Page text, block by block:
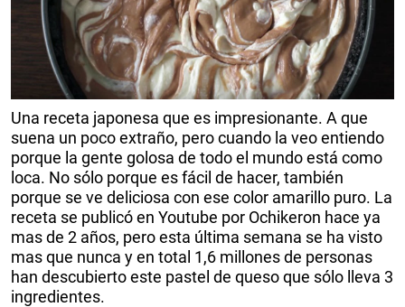
Una receta japonesa que es impresionante. A que
suena un poco extraño, pero cuando la veo entiendo
porque la gente golosa de todo el mundo está como
loca. No sólo porque es fácil de hacer, también
porque se ve deliciosa con ese color amarillo puro. La
receta se publicó en Youtube por Ochikeron hace ya
mas de 2 años, pero esta última semana se ha visto
mas que nunca y en total 1,6 millones de personas
han descubierto este pastel de queso que sólo lleva 3
ingredientes.